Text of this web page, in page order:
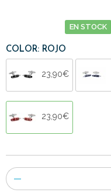
EN STOCK
COLOR: ROJO
23,90€
23,90€
Número
de